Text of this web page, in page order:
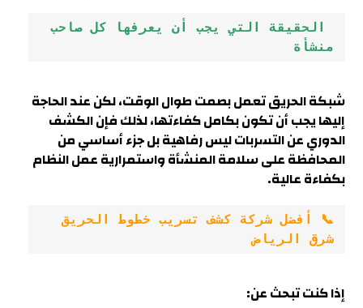
منشأة
شبكة الحريق تعمل بصمت طوال الوقت، لكن عند الحاجة
إليها يجب أن تكون بكامل كفاءتها، لذلك فإن الكشف
الدوري عن التسربات ليس رفاهية بل جزء أساسي من
المحافظة على سلامة المنشأة واستمرارية عمل النظام
بكفاءة عالية.
📞 أفضل شركة كشف تسريب خطوط الحريق
شرق الرياض
إذا كنت تبحث عن: